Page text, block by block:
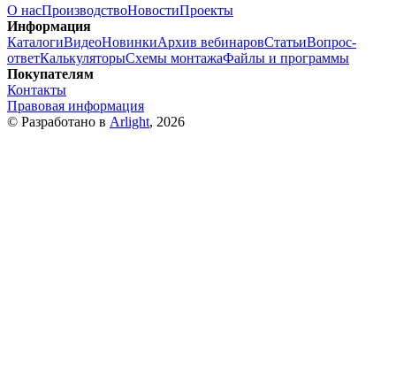
О насПроизводствоНовостиПроекты
Информация
КаталогиВидеоНовинкиАрхив вебинаровСтатьиВопрос-
ответКалькуляторыСхемы монтажаФайлы и программы
Покупателям
Контакты
Правовая информация
© Разработано в Arlight, 2026